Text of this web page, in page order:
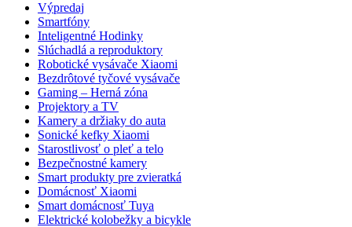
Výpredaj
Smartfóny
Inteligentné Hodinky
Slúchadlá a reproduktory
Robotické vysávače Xiaomi
Bezdrôtové tyčové vysávače
Gaming – Herná zóna
Projektory a TV
Kamery a držiaky do auta
Sonické kefky Xiaomi
Starostlivosť o pleť a telo
Bezpečnostné kamery
Smart produkty pre zvieratká
Domácnosť Xiaomi
Smart domácnosť Tuya
Elektrické kolobežky a bicykle